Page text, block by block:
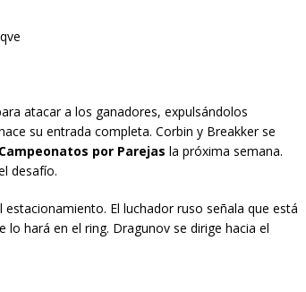
atacar a los ganadores, expulsándolos
su entrada completa. Corbin y Breakker se
Campeonatos por Parejas la próxima semana.
desafío.
El luchador ruso señala que está
lo hará en el ring. Dragunov se dirige hacia el